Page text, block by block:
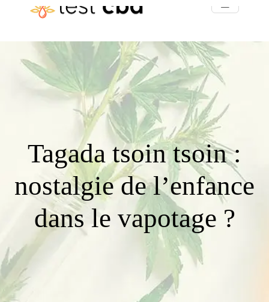
Tagada tsoin tsoin :
nostalgie de l’enfance
dans le vapotage ?